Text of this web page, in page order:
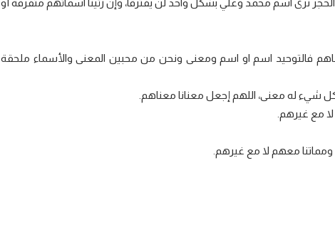
نرى اسم محمد وعلي بشكل واحد لن يفترقا، وإن رئينا اسمائهم متفرفة أو
فالتوحيد اسم او اسم ومعنى ونحن من محبين المعنى والأسماء ملحقة
له معنى، اللهم إجعل معنانا معناهم.
لا مع غيرهم.
ومماتنا معهم لا مع غيرهم.